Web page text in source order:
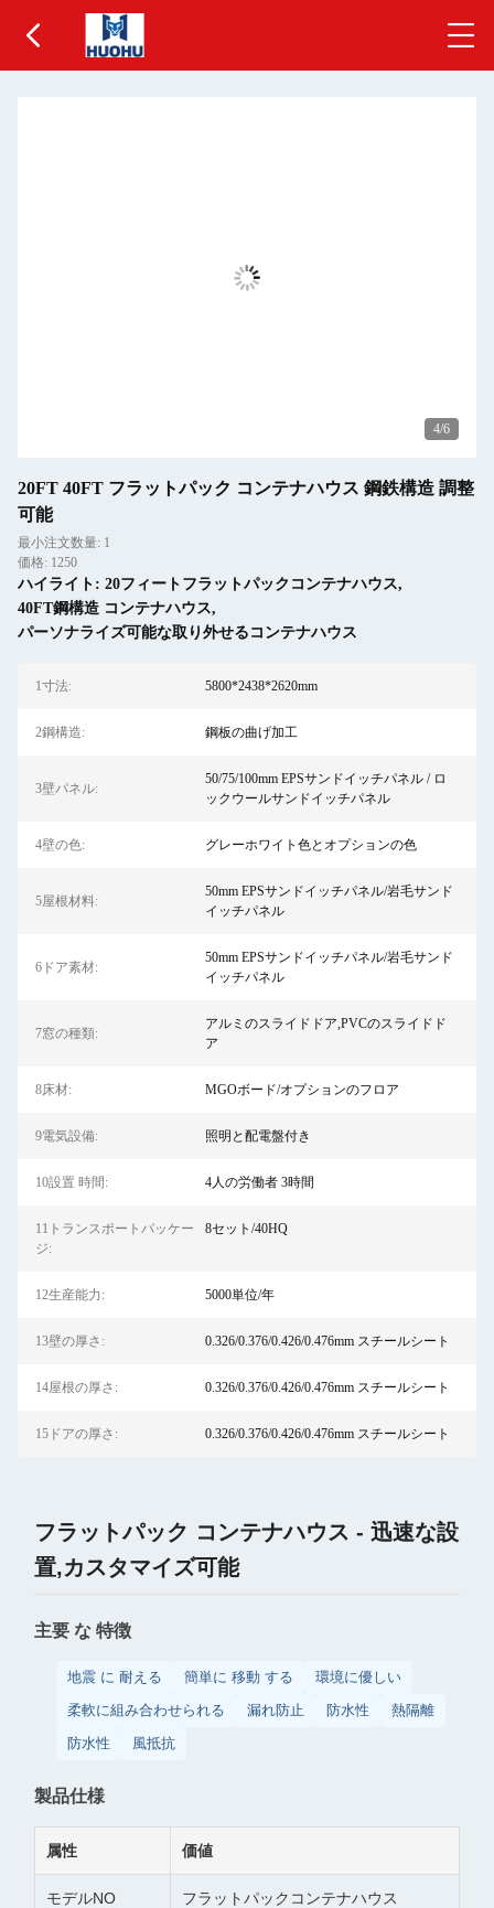
5/6
20FT 40FT フラットパック コンテナハウス 鋼鉄構造 調整
可能
最小注文数量: 1
価格: 1250
ハイライト: 20フィートフラットパックコンテナハウス,
40FT鋼構造 コンテナハウス,
パーソナライズ可能な取り外せるコンテナハウス
1寸法: 5800*2438*2620mm
2鋼構造: 鋼板の曲げ加工
3壁パネル:
50/75/100mm EPSサンドイッチパネル / ロ
ックウールサンドイッチパネル
4壁の色: グレーホワイト色とオプションの色
5屋根材料:
50mm EPSサンドイッチパネル/岩毛サンド
イッチパネル
6ドア素材:
50mm EPSサンドイッチパネル/岩毛サンド
イッチパネル
7窓の種類:
アルミのスライドドア,PVCのスライドド
ア
8床材: MGOボード/オプションのフロア
9電気設備: 照明と配電盤付き
10設置 時間: 4人の労働者 3時間
11トランスポートパッケー
ジ:
8セット/40HQ
12生産能力: 5000単位/年
13壁の厚さ: 0.326/0.376/0.426/0.476mm スチールシート
14屋根の厚さ: 0.326/0.376/0.426/0.476mm スチールシート
15ドアの厚さ: 0.326/0.376/0.426/0.476mm スチールシート
フラットパック コンテナハウス - 迅速な設
置,カスタマイズ可能
主要 な 特徴
地震 に 耐える 簡単に 移動 する
環境に優しい
柔軟に組み合わせられる
漏れ防止 防水性
熱隔離
防水性
風抵抗
製品仕様
属性 価値
モデルNO フラットパックコンテナハウス